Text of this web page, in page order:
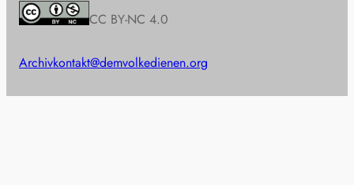
CC BY-NC 4.0
Archivkontakt@demvolkedienen.org